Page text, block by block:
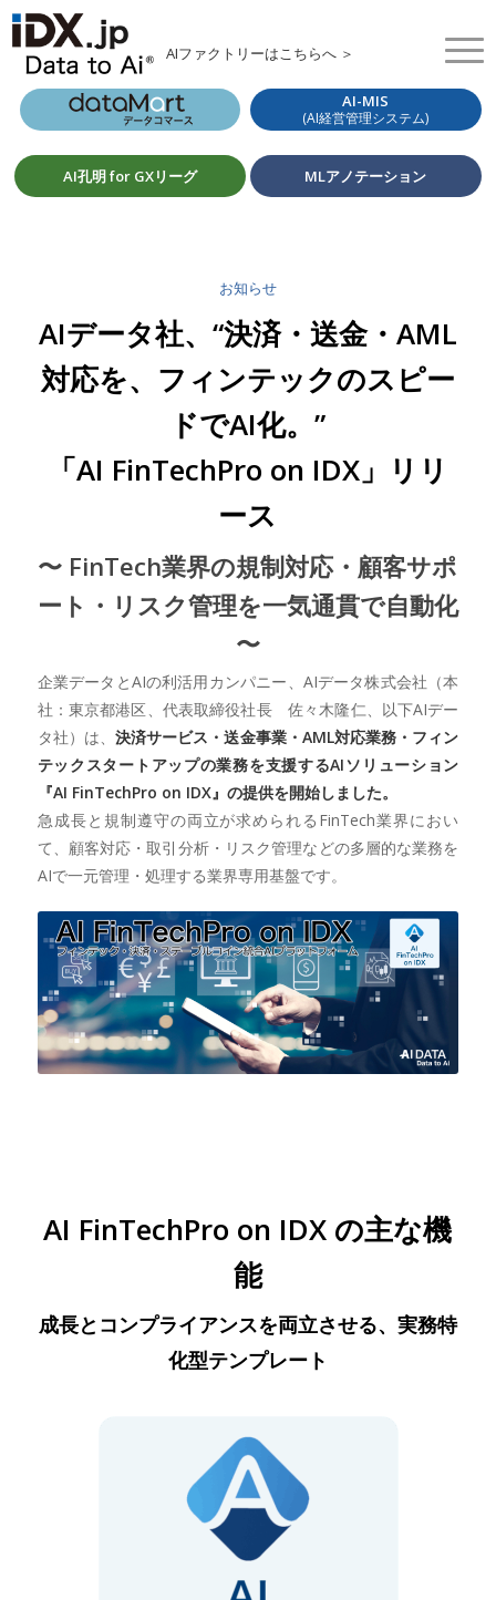
AIファクトリーはこちらへ ＞
AI-MIS
(AI経営管理システム)
AI孔明 for GXリーグ MLアノテーション
お知らせ
AIデータ社、“決済・送金・AML
対応を、フィンテックのスピー
ドでAI化。”
「AI FinTechPro on IDX」リリ
ース
〜 FinTech業界の規制対応・顧客サポ
ート・リスク管理を一気通貫で自動化
〜
企業データとAIの利活用カンパニー、AIデータ株式会社（本
社：東京都港区、代表取締役社長 佐々木隆仁、以下AIデー
タ社）は、 決済サービス・送金事業・AML対応業務・フィン
テックスタートアップの業務を支援するAIソリューション
『AI FinTechPro on IDX』の提供を開始しました。
急成長と規制遵守の両立が求められるFinTech業界におい
て、顧客対応・取引分析・リスク管理などの多層的な業務を
AIで一元管理・処理する業界専用基盤です。
AI FinTechPro on IDX の主な機
能
成長とコンプライアンスを両立させる、実務特
化型テンプレート